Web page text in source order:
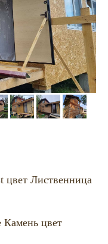
цвет Лиственница
Камень цвет